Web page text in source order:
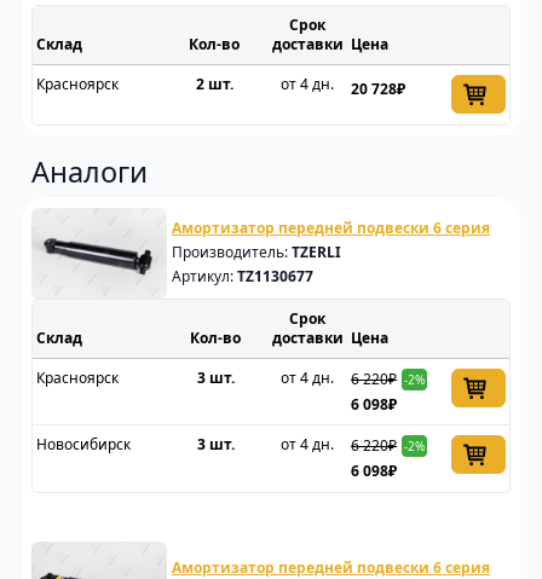
Склад
Срок
доставки Цена
Красноярск
2 шт. от 4 дн. 20 728₽
Аналоги
Амортизатор передней подвески 6 серия
Производитель:TZERLI
Артикул:TZ1130677
Склад
Срок
доставки Цена
Красноярск
3 шт. от 4 дн. 6 220₽ -2%
6 098₽
Новосибирск
3 шт. от 4 дн. 6 220₽ -2%
6 098₽
Амортизатор передней подвески 6 серия